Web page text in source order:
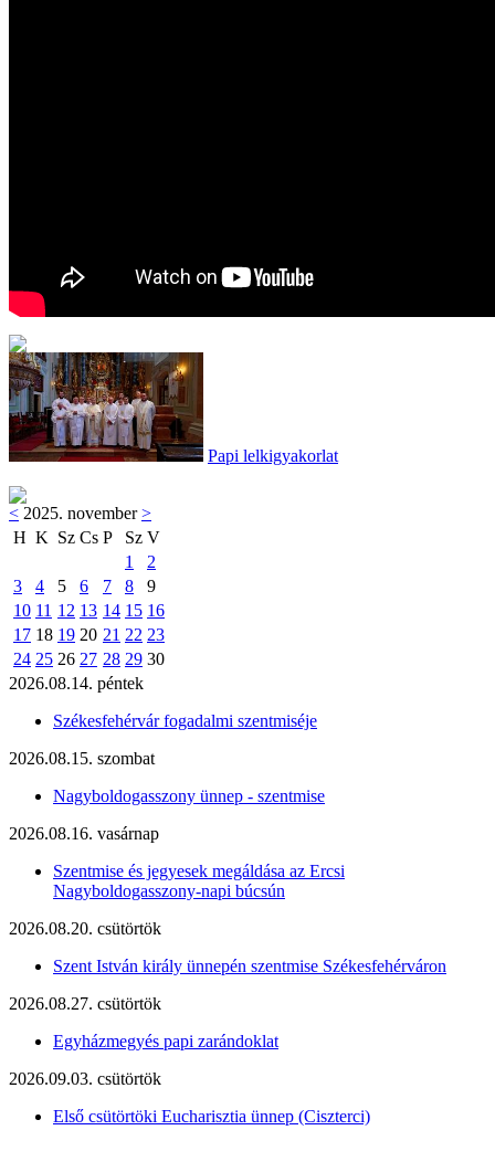
Papi lelkigyakorlat
< 2025. november>
H K Sz Cs P Sz V
1
2
3
4 5 6 7 8
9
10 11 12 13 14 15 16
17 18 19 20 21 22 23
24 25 26 27 28 29 30
2026.08.14. péntek
Székesfehérvár fogadalmi szentmiséje
2026.08.15. szombat
Nagyboldogasszony ünnep - szentmise
2026.08.16. vasárnap
Szentmise és jegyesek megáldása az Ercsi
Nagyboldogasszony-napi búcsún
2026.08.20. csütörtök
Szent István király ünnepén szentmise Székesfehérváron
2026.08.27. csütörtök
Egyházmegyés papi zarándoklat
2026.09.03. csütörtök
Első csütörtöki Eucharisztia ünnep (Ciszterci)